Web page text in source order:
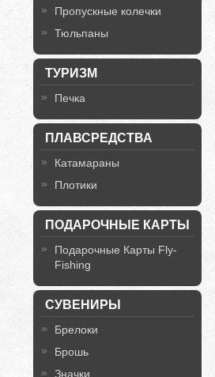
Пропускные колечки
Тюльпаны
ТУРИЗМ
Печка
ПЛАВСРЕДСТВА
Катамараны
Плотики
ПОДАРОЧНЫЕ КАРТЫ
Подарочные Карты Fly-
Fishing
СУВЕНИРЫ
Брелоки
Брошь
Значки